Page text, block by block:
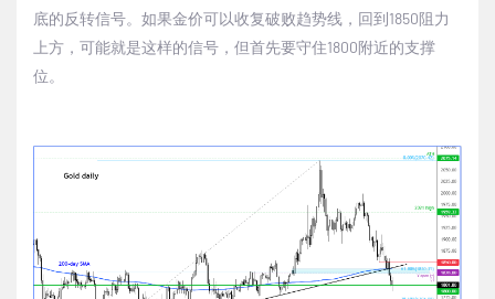
底的反转信号。如果金价可以收复破败趋势线，回到1850阻力
上方，可能就是这样的信号，但首先要守住1800附近的支撑
位。